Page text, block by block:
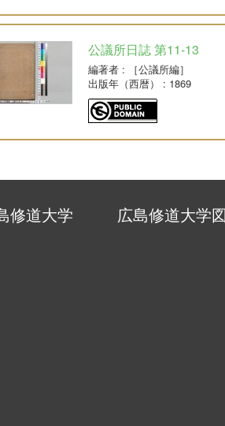
公議所日誌 第11-13
編著者 : ［公議所編］
出版年（西暦）
: 1869
修道大学 広島修道大学